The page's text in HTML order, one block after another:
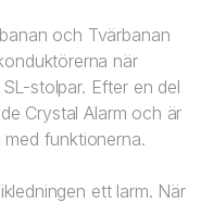
och Tvärbanan
när
stolpar. Efter en del
Crystal Alarm och är
funktionerna.
ett larm. När